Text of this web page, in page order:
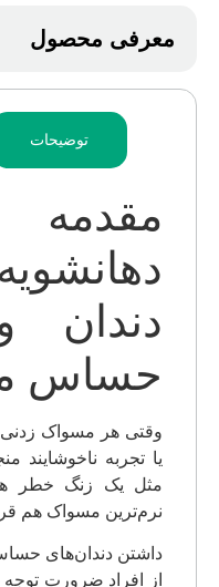
معرفی محصول
توضیحات
دندان
حساس
وقتی هر مسواک
یا تجربه
مثل یک زنگ خطر
نرم‌ترین مسواک هم
داشتن دندان‌های
از افراد ضرورت